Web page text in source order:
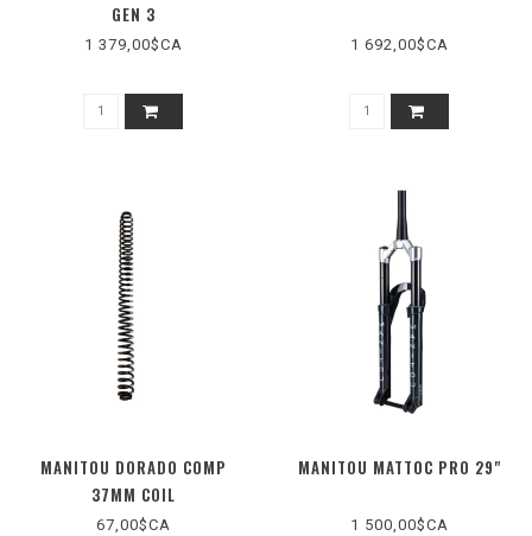
GEN 3
1 379,00$CA 1 692,00$CA
MANITOU DORADO COMP
37MM COIL
67,00$CA
MANITOU MATTOC PRO 29"
1 500,00$CA